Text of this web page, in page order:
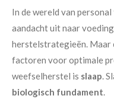
In de wereld van
aandacht uit naar
herstelstrategieën. Maar
factoren voor optimale
weefselherstel is slaap.
biologisch fundament.